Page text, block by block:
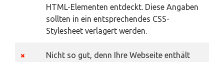
HTML-Elementen entdeckt. Diese Angaben
sollten in ein entsprechendes CSS-
Stylesheet verlagert werden.
Nicht so gut, denn Ihre Webseite enthält